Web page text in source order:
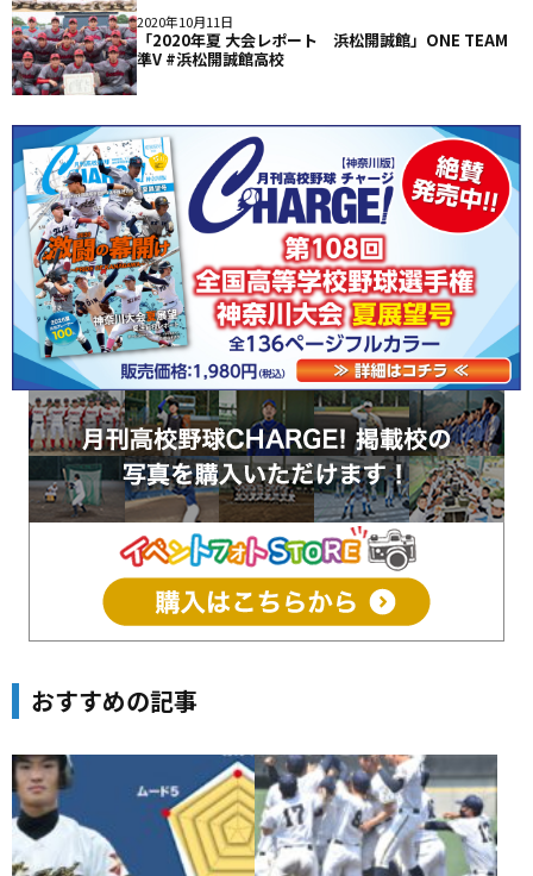
2020年10月11日
「2020年夏 大会レポート 浜松開誠館」ONE TEAM
準V #浜松開誠館高校
おすすめの記事